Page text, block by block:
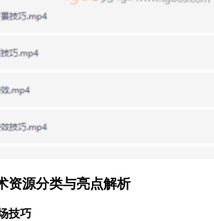
资源分类与亮点解析
技巧